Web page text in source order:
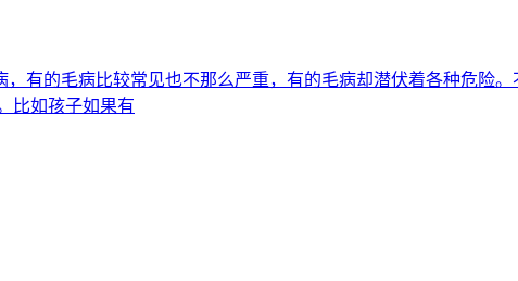
有的毛病比较常见也不那么严重，有的毛病却潜伏着各种危险
比如孩子如果有